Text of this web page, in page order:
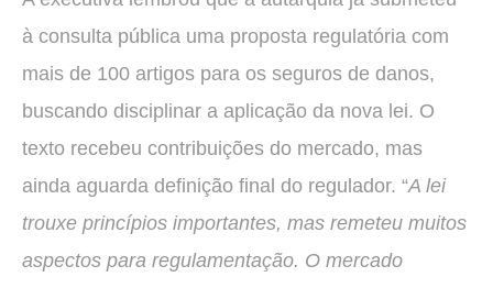
à consulta pública uma proposta regulatória com
mais de 100 artigos para os seguros de danos,
buscando disciplinar a aplicação da nova lei. O
texto recebeu contribuições do mercado, mas
ainda aguarda definição final do regulador. “A lei
trouxe princípios importantes, mas remeteu muitos
aspectos para regulamentação. O mercado